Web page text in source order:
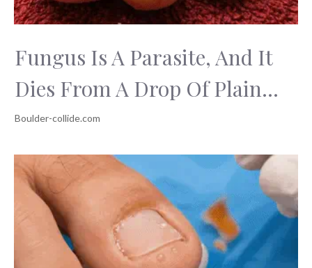
Fungus Is A Parasite, And It
Dies From A Drop Of Plain...